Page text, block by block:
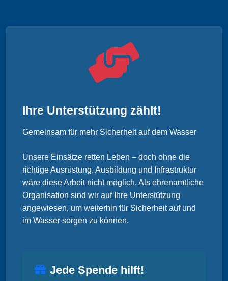
Ihre Unterstützung zählt!
Gemeinsam für mehr Sicherheit auf dem Wasser
Unsere Einsätze retten Leben – doch ohne die
richtige Ausrüstung, Ausbildung und Infrastruktur
wäre diese Arbeit nicht möglich. Als ehrenamtliche
Organisation sind wir auf Ihre Unterstützung
angewiesen, um weiterhin für Sicherheit auf und
im Wasser sorgen zu können.
Jede Spende hilft!